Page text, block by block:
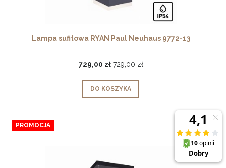
Lampa sufitowa RYAN Paul Neuhaus 9772-13
729,00 zł 729,00 zł
DO KOSZYKA
PROMOCJA